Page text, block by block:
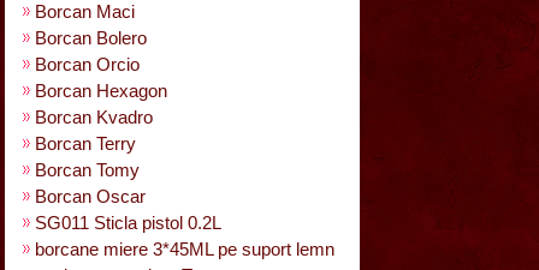
Borcan Maci
Borcan Bolero
Borcan Orcio
Borcan Hexagon
Borcan Kvadro
Borcan Terry
Borcan Tomy
Borcan Oscar
SG011 Sticla pistol 0.2L
borcane miere 3*45ML pe suport lemn